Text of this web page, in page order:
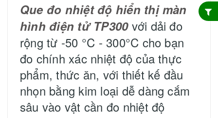
Que đo nhiệt độ hiển thị màn
hình điện tử TP300với dải đo
rộng từ -50 °C - 300°C cho bạn
đo chính xác nhiệt độ của thực
phẩm, thức ăn, với thiết kế đầu
nhọn bằng kim loại dễ dàng cắm
sâu vào vật cần đo nhiệt độ